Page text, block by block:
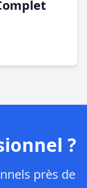
?
près de